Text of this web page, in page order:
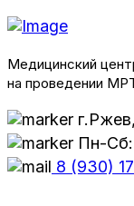
Медицинский
на проведении
Пн-Сб:
8 (930)